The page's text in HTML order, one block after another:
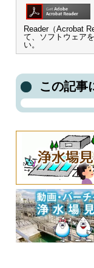
Reader（Acrobat
て、ソフトウェア
い。
この記事